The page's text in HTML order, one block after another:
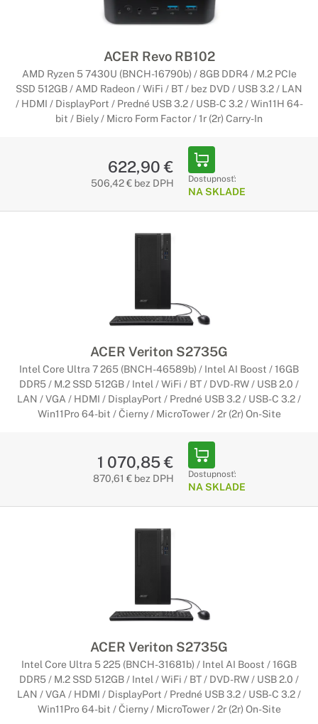
Počítače Acer Veriton
Vysoký výkon počítačov Acer Veriton Vám umožní používať
všetky programy, ktoré potrebujte. Špičkové procesory Intel
Core a voliteľná grafická karta Nvidia Vám otvoria nové
možnosti práce.
Herné počítače Acer Predator
Maximálny zážitok z hrania hier
bez obmedzenia na maximálnych detailoch.
Pre každodenné použitie v domácnosti
Objavte počítače Acer, ktoré sú ako stvorené pre nenáročné
internete, upravovať dokumenty alebo sledovať filmy, tieto
počítače sú pre Vás to pravé.
Herné počítače Acer
Herné počítače Acer ponúkajú všetko, po čom hráči
počítačových hier môžu túžiť. Tieto kvalité herné stroje sú
vybavené tými najlepšími komponentami a najmodernejšími
Pracovné počítače Acer
Stvorené pre maximálnu produktivitu
excelentne zapadli do Vášho pracovného prostredia a zvýšili
efektivitu práce. Nechajte technológie Acer aby Vás posunuli
Počítače Acer s Copilot+ PC
Začína nová éra umelej inteligencie
Najrýchlejšie a najinteligentnejšie počítače so systémom
ACER Revo RB102
AMD Ryzen 5 7430U (BNCH-16790b) / 8GB DDR4 / M.2 PCIe
SSD 512GB / AMD Radeon / WiFi / BT / bez DVD / USB 3.2 / LAN
/ HDMI / DisplayPort / Predné USB 3.2 / USB-C 3.2 / Win11H 64-
bit / Biely / Micro Form Factor / 1r (2r) Carry-In
622,90 €
506,42 € bez DPH Dostupnosť:
NA SKLADE
ACER Veriton S2735G
Intel Core Ultra 7 265 (BNCH-46589b) / Intel AI Boost / 16GB
DDR5 / M.2 SSD 512GB / Intel / WiFi / BT / DVD-RW / USB 2.0 /
LAN / VGA / HDMI / DisplayPort / Predné USB 3.2 / USB-C 3.2 /
Win11Pro 64-bit / Čierny / MicroTower / 2r (2r) On-Site
1 070,85 €
870,61 € bez DPH Dostupnosť:
NA SKLADE
ACER Veriton S2735G
Intel Core Ultra 5 225 (BNCH-31681b) / Intel AI Boost / 16GB
DDR5 / M.2 SSD 512GB / Intel / WiFi / BT / DVD-RW / USB 2.0 /
LAN / VGA / HDMI / DisplayPort / Predné USB 3.2 / USB-C 3.2 /
Win11Pro 64-bit / Čierny / MicroTower / 2r (2r) On-Site